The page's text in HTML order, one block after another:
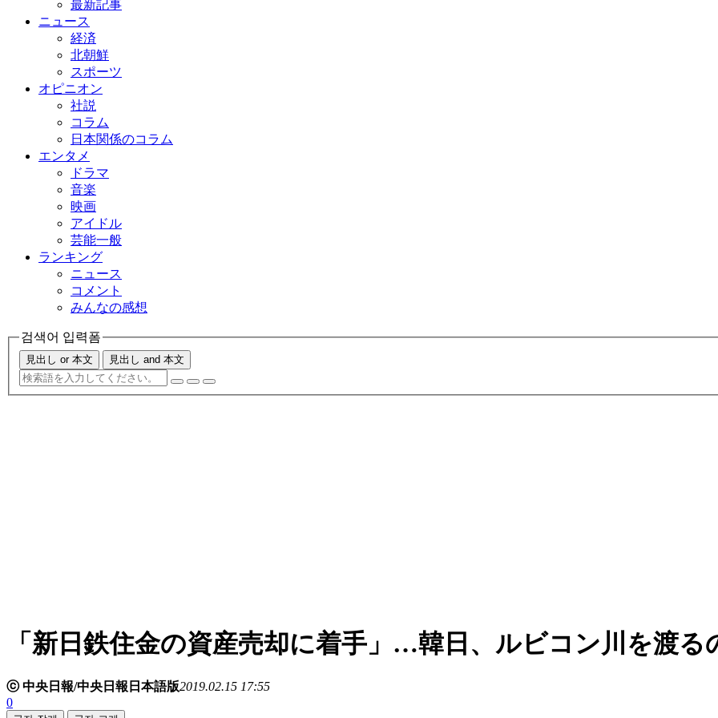
最新記事
ニュース
経済
北朝鮮
スポーツ
オピニオン
社説
コラム
日本関係のコラム
エンタメ
ドラマ
音楽
映画
アイドル
芸能一般
ランキング
ニュース
コメント
みんなの感想
검색어 입력폼
見出し or 本文 見出し and 本文
「新日鉄住金の資産売却に着手」…韓日、ルビコン川を渡る
ⓒ 中央日報/中央日報日本語版2019.02.15 17:55
0